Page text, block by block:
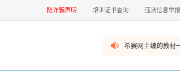
防诈骗声明 培训证书查询 违法信息举报
希赛网主编的教材